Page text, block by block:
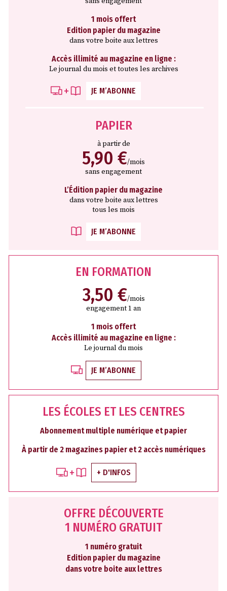
1 mois offert
Edition papier du magazine
dans votre boite aux lettres
Accès illimité au magazine en ligne :
Le journal du mois et toutes les archives
JE M’ABONNE
PAPIER
à partir de
5,90 €/mois
sans engagement
L’Édition papier du magazine
dans votre boite aux lettres
tous les mois
JE M’ABONNE
EN FORMATION
3,50 €/mois
engagement 1 an
1 mois offert
Accès illimité au magazine en ligne :
Le journal du mois
JE M’ABONNE
LES ÉCOLES ET LES CENTRES
Abonnement multiple numérique et papier
À partir de 2 magazines papier et 2 accès numériques
+ D'INFOS
OFFRE DÉCOUVERTE
1 NUMÉRO GRATUIT
1 numéro gratuit
Edition papier du magazine
dans votre boite aux lettres